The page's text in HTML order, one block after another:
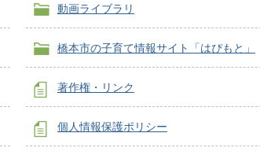
動画ライブラリ
橋本市の子育て情報サイト「はぴもと」
著作権・リンク
個人情報保護ポリシー